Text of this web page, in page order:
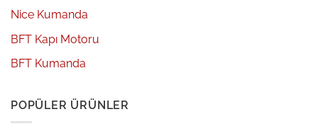
Nice Kumanda
BFT Kapı Motoru
BFT Kumanda
POPÜLER ÜRÜNLER